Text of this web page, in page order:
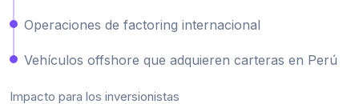
Operaciones de factoring internacional
Vehículos offshore que adquieren carteras en Perú
Impacto para los inversionistas